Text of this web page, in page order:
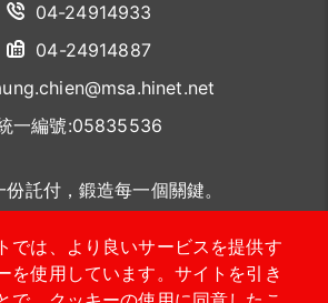
では、より良いサービスを提供す
を使用しています。サイトを引き
04-24914933
04-24914887
一編號:05835536
託付，鍛造每一個關鍵。
聯絡我們